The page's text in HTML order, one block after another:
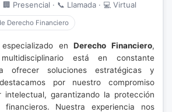
🏢 Presencial · 📞 Llamada · 💻 Virtual
Derecho Financiero
enDerecho Financiero,
está en constante
ofrecer soluciones estratégicas y
por nuestro compromiso
intelectual, garantizando la protección
Nuestra experiencia nos